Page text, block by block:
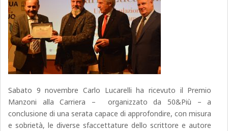
Sabato 9 novembre Carlo Lucarelli ha ricevuto il Premio
Manzoni alla Carriera – organizzato da 50&Più – a
conclusione di una serata capace di approfondire, con misura
e sobrietà, le diverse sfaccettature dello scrittore e autore